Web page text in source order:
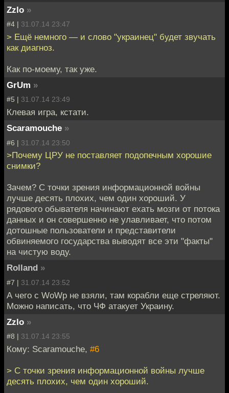
Zzlo »
#4 | 31.07.14 23:47
> Ещё немного — и слово "украинец" будет звучать
как диагноз.
Как по-моему, так уже.
GrUm »
#5 | 31.07.14 23:49
Клевая игра, кстати.
Scaramouche »
#6 | 31.07.14 23:50
>Почему ЦРУ не поставляет подопечным хорошие
снимки?
Зачем? С точки зрения информационной войны
лучше десять плохих, чем один хороший. У
рядового обывателя начинают ехать мозги от потока
данных и он совершенно не улавливает, что потом
дотошные пользователи и представители
обвиняемого государства выводят все эти "факты"
на чистую воду.
Rolland »
#7 | 31.07.14 23:52
А чего с WoWp не взяли, там корабли еще стреляют.
Можно написать, что ЧФ атакует Украину.
Zzlo »
#8 | 31.07.14 23:55
Кому: Scaramouche, #6
> С точки зрения информационной войны лучше
десять плохих, чем один хороший.